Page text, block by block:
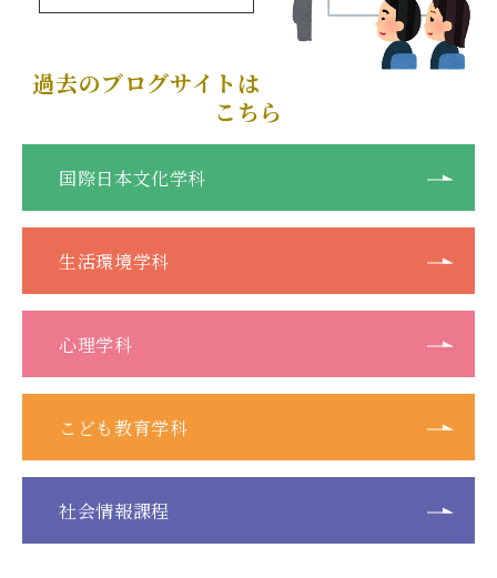
過去のブログサイトは
こちら
国際日本文化学科
生活環境学科
心理学科
こども教育学科
社会情報課程